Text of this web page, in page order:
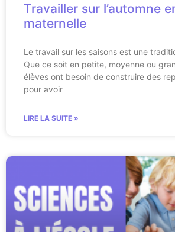
Travailler sur l’automne
maternelle
Le travail sur les saisons est une
Que ce soit en petite, moyenne ou
élèves ont besoin de construire des
pour avoir
LIRE LA SUITE »